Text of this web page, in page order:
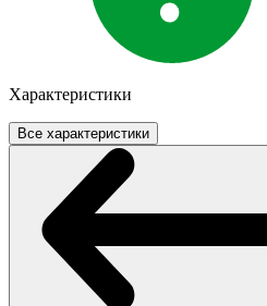
Характеристики
Все характеристики